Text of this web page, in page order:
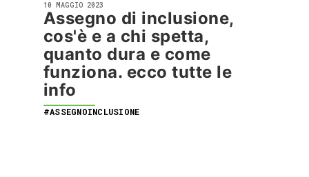
10 MAGGIO 2023
Assegno di inclusione,
cos'è e a chi spetta,
quanto dura e come
funziona. ecco tutte le
info
#ASSEGNOINCLUSIONE